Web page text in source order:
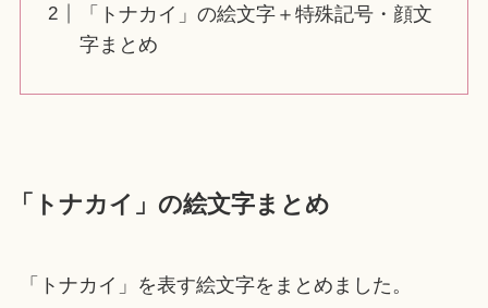
「トナカイ」の絵文字＋特殊記号・顔文
字まとめ
「トナカイ」の絵文字まとめ
「トナカイ」を表す絵文字をまとめました。